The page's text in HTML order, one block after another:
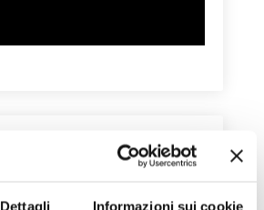
Dettagli Informazioni sui cookie